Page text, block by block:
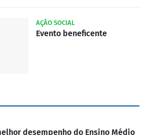
AÇÃO SOCIAL
Evento beneficente
desempenho do Ensino Médio